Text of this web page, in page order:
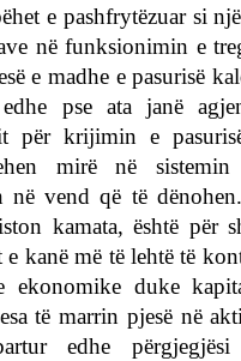
e pashfrytëzuar si
në funksionimin e
e madhe e pasurisë
edhe pse ata janë
për krijimin e
mirë në
në vend që të
kamata, është për
e kanë më të lehtë të
ekonomike duke
të marrin pjesë në
edhe